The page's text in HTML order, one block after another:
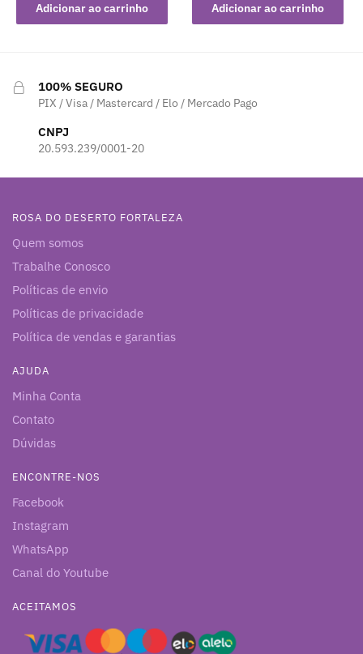
Adicionar ao carrinho Adicionar ao carrinho
100% SEGURO
PIX / Visa / Mastercard / Elo / Mercado Pago
CNPJ
20.593.239/0001-20
ROSA DO DESERTO FORTALEZA
Quem somos
Trabalhe Conosco
Políticas de envio
Políticas de privacidade
Política de vendas e garantias
AJUDA
Minha Conta
Contato
Dúvidas
ENCONTRE-NOS
Facebook
Instagram
WhatsApp
Canal do Youtube
ACEITAMOS